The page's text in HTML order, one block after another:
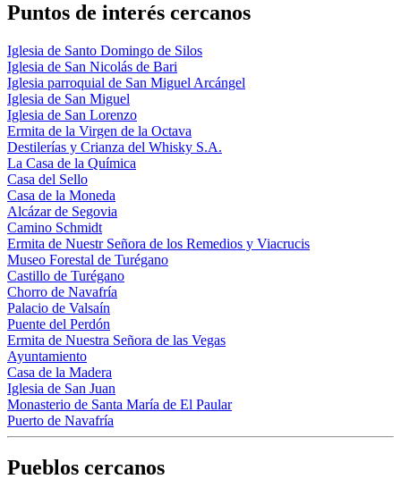
Puntos de interés cercanos
Iglesia de Santo Domingo de Silos
Iglesia de San Nicolás de Bari
Iglesia parroquial de San Miguel Arcángel
Iglesia de San Miguel
Iglesia de San Lorenzo
Ermita de la Virgen de la Octava
Destilerías y Crianza del Whisky S.A.
La Casa de la Química
Casa del Sello
Casa de la Moneda
Alcázar de Segovia
Camino Schmidt
Ermita de Nuestr Señora de los Remedios y Viacrucis
Museo Forestal de Turégano
Castillo de Turégano
Chorro de Navafría
Palacio de Valsaín
Puente del Perdón
Ermita de Nuestra Señora de las Vegas
Ayuntamiento
Casa de la Madera
Iglesia de San Juan
Monasterio de Santa María de El Paular
Puerto de Navafría
Pueblos cercanos